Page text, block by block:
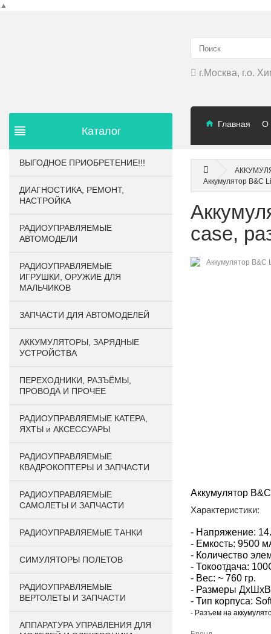
▲
г.Москва, г.о.
Главная О
Каталог
ВЫГОДНОЕ ПРИОБРЕТЕНИЕ!!!
ДИАГНОСТИКА, РЕМОНТ,
НАСТРОЙКА
РАДИОУПРАВЛЯЕМЫЕ
АВТОМОДЕЛИ
РАДИОУПРАВЛЯЕМЫЕ
ИГРУШКИ, ОРУЖИЕ ДЛЯ
МАЛЬЧИКОВ
ЗАПЧАСТИ ДЛЯ АВТОМОДЕЛЕЙ
АККУМУЛЯТОРЫ, ЗАРЯДНЫЕ
УСТРОЙСТВА
ПЕРЕХОДНИКИ, РАЗЪЁМЫ,
ПРОВОДА И ПРОЧЕЕ
РАДИОУПРАВЛЯЕМЫЕ КАТЕРА,
ЯХТЫ и АКСЕССУАРЫ
РАДИОУПРАВЛЯЕМЫЕ
КВАДРОКОПТЕРЫ И ЗАПЧАСТИ
РАДИОУПРАВЛЯЕМЫЕ
САМОЛЕТЫ И ЗАПЧАСТИ
РАДИОУПРАВЛЯЕМЫЕ ТАНКИ
СИМУЛЯТОРЫ ПОЛЕТОВ
РАДИОУПРАВЛЯЕМЫЕ
ВЕРТОЛЕТЫ И ЗАПЧАСТИ
АППАРАТУРА УПРАВЛЕНИЯ ДЛЯ
Аккумулятор B&C
case,
Аккумулятор
Характеристики:
- Напряжение:
- Емкость: 9500
- Количество
- Токоотдача:
- Вес: ~ 760 гр.
- Размеры
- Тип корпуса:
- Разъем на